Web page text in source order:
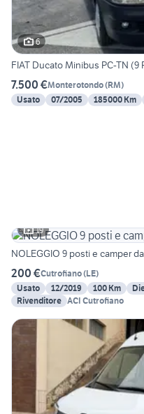
6
FIAT Ducato Minibus PC-TN (9
7.500 €Monterotondo(RM)
Usato
07/2005 185000 Km
19
NOLEGGIO 9 posti e camper
200 €Cutrofiano(LE)
Usato
12/2019 100 Km
Rivenditore ACI Cutrofiano